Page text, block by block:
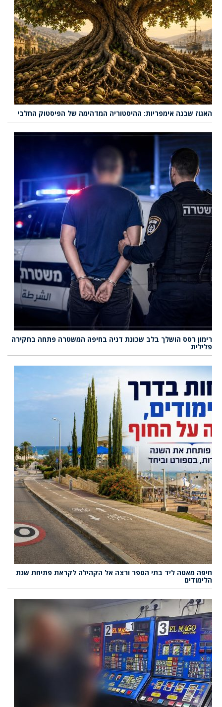
האגוז שבנה אימפריות: ההיסטוריה המדהימה של הפיסטוק החלבי
רימון רסס הושלך בלב שכונת דניה בחיפה המשטרה פתחה בחקירה
פלילית
חיפה מאטה ליד בתי הספר ורצה אל הקהילה לקראת פתיחת שנת
הלימודים